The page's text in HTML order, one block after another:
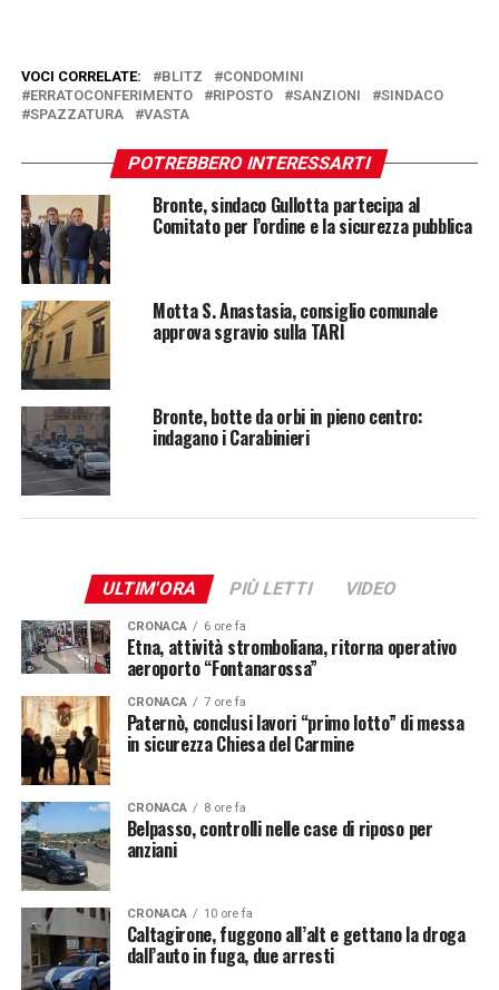
VOCI CORRELATE: BLITZ
CONDOMINI
ERRATOCONFERIMENTO
RIPOSTO SANZIONI
SINDACO
SPAZZATURA
VASTA
POTREBBERO INTERESSARTI
Bronte, sindaco Gullotta partecipa al
Comitato per l’ordine e la sicurezza pubblica
Motta S. Anastasia, consiglio comunale
approva sgravio sulla TARI
Bronte, botte da orbi in pieno centro:
indagano i Carabinieri
ULTIM'ORA PIÙ LETTI VIDEO
CRONACA 6 ore fa
Etna, attività stromboliana, ritorna operativo
aeroporto “Fontanarossa”
CRONACA 7 ore fa
Paternò, conclusi lavori “primo lotto” di messa
in sicurezza Chiesa del Carmine
CRONACA 8 ore fa
Belpasso, controlli nelle case di riposo per
anziani
CRONACA 10 ore fa
Caltagirone, fuggono all’alt e gettano la droga
dall’auto in fuga, due arresti